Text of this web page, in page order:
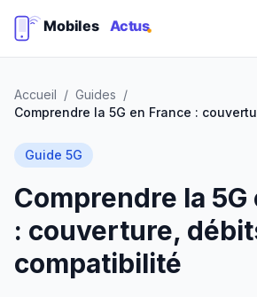
Accueil / Guides /
Guide 5G
Comprendre la 5G
: couverture,
compatibilité